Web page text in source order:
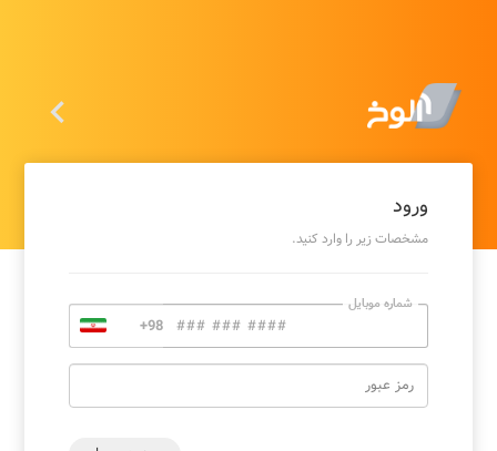

ورود
مشخصات زیر را وارد کنید.
شماره موبایل
رمز عبور